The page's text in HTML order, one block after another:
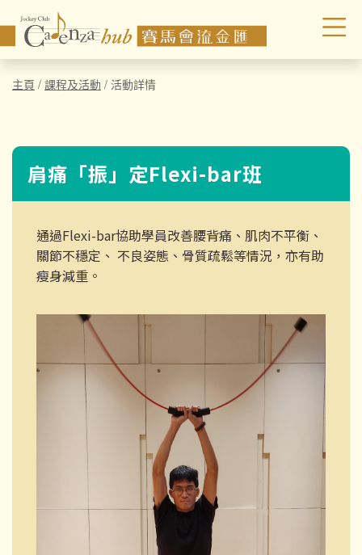
主頁 / 課程及活動 / 活動詳情
肩痛「振」定Flexi-bar班
通過Flexi-bar協助學員改善腰背痛、肌肉不平衡、
關節不穩定、 不良姿態、骨質疏鬆等情況，亦有助
瘦身減重。